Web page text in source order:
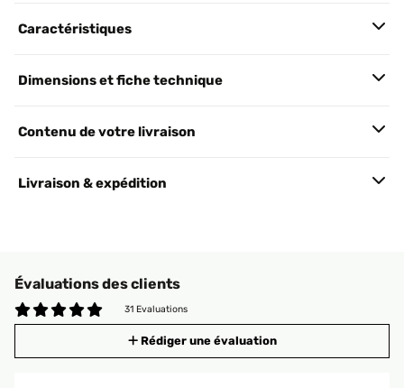
Caractéristiques
Dimensions et fiche technique
Contenu de votre livraison
Livraison & expédition
Évaluations des clients
31 Evaluations
Rédiger une évaluation